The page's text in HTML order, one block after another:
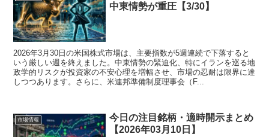
中東情勢が重圧【3/30】
2026年3月30日の米国株式市場は、主要指数が5週連続で下落すると
いう厳しい週を終えました。中東情勢の緊迫化、特にイランを巡る地
政学的リスクが投資家の不安心理を増幅させ、市場の忍耐は限界に達
しつつあります。さらに、米連邦準備制度理事会（F...
市場情報
今日の注目銘柄・適時開示まとめ
【2026年03月10日】